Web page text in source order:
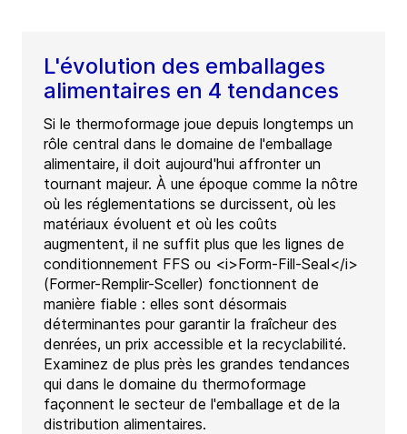
L'évolution des emballages
alimentaires en 4 tendances
Si le thermoformage joue depuis longtemps un
rôle central dans le domaine de l'emballage
alimentaire, il doit aujourd'hui affronter un
tournant majeur. À une époque comme la nôtre
où les réglementations se durcissent, où les
matériaux évoluent et où les coûts
augmentent, il ne suffit plus que les lignes de
conditionnement FFS ou <i>Form-Fill-Seal</i>
(Former-Remplir-Sceller) fonctionnent de
manière fiable : elles sont désormais
déterminantes pour garantir la fraîcheur des
denrées, un prix accessible et la recyclabilité.
Examinez de plus près les grandes tendances
qui dans le domaine du thermoformage
façonnent le secteur de l'emballage et de la
distribution alimentaires.